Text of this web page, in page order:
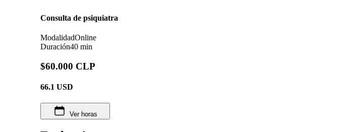
Consulta de psiquiatra
ModalidadOnline
Duración40 min
$60.000 CLP
66.1 USD
Ver horas